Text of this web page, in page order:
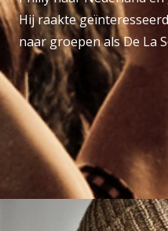
Hij raakte
naar groepen als De La